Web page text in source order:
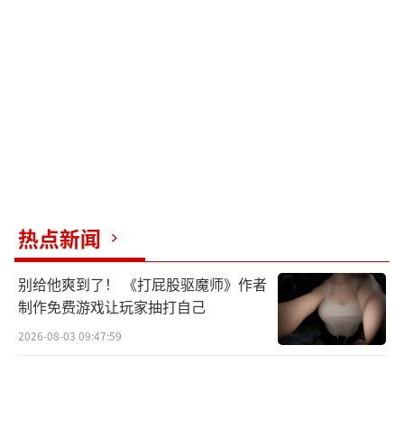
热点新闻
别给他爽到了！ 《打屁股驱魔师》作者
制作免费游戏让玩家抽打自己
2026-08-03 09:47:59